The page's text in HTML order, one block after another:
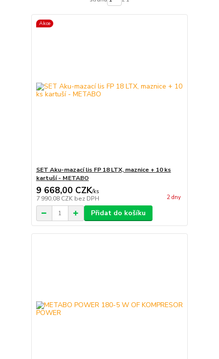
Akce
SET Aku-mazací lis FP 18 LTX, maznice + 10 ks
kartuší - METABO
9 668,00 CZK/ks
7 990,08 CZK bez DPH 2 dny
Přidat do košíku